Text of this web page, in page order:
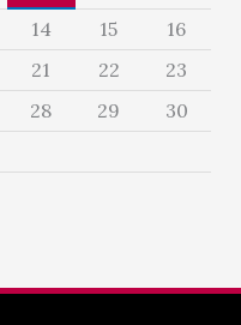
14 15
16
21 22
23
28 29
30